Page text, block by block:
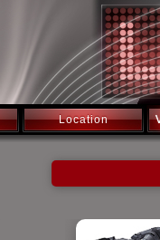
Location